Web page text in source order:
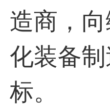
造商，
化装备
标。